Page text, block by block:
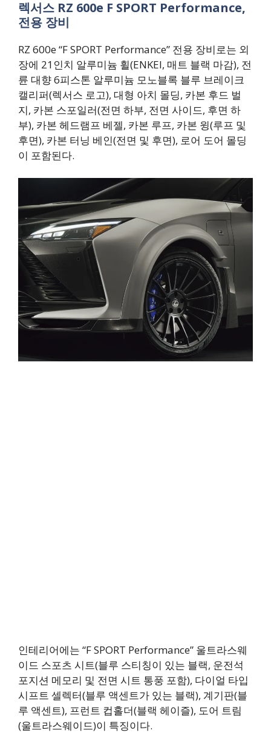
렉서스 RZ 600e F SPORT Performance,
전용 장비
RZ 600e “F SPORT Performance” 전용 장비로는 외
장에 21인치 알루미늄 휠(ENKEI, 매트 블랙 마감), 전
륜 대향 6피스톤 알루미늄 모노블록 블루 브레이크
캘리퍼(렉서스 로고), 대형 아치 몰딩, 카본 후드 벌
지, 카본 스포일러(전면 하부, 전면 사이드, 후면 하
부), 카본 헤드램프 베젤, 카본 루프, 카본 윙(루프 및
후면), 카본 터닝 베인(전면 및 후면), 로어 도어 몰딩
이 포함된다.
인테리어에는 “F SPORT Performance” 울트라스웨
이드 스포츠 시트(블루 스티칭이 있는 블랙, 운전석
포지션 메모리 및 전면 시트 통풍 포함), 다이얼 타입
시프트 셀렉터(블루 액센트가 있는 블랙), 계기판(블
루 액센트), 프런트 컵홀더(블랙 헤이즐), 도어 트림
(울트라스웨이드)이 특징이다.